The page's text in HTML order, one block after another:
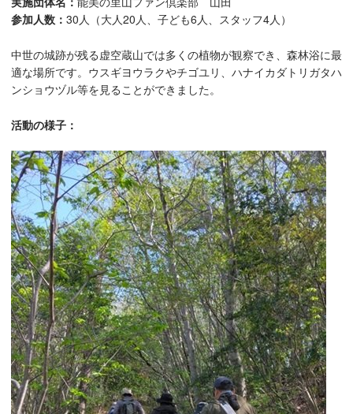
参加人数： 30人（大人20人、子ども6人、スタッフ4人）
中世の城跡が残る虚空蔵山では多くの植物が観察でき、森林浴に最
適な場所です。ウスギヨウラクやチゴユリ、ハナイカダトリガタハ
ンショウヅル等を見ることができました。
活動の様子：